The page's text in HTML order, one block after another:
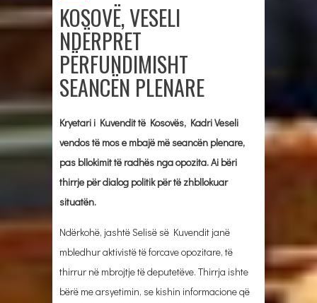
KOSOVË, VESELI
NDËRPRET
PËRFUNDIMISHT
SEANCËN PLENARE
Kryetari i Kuvendit të Kosovës, Kadri Veseli
vendos të mos e mbajë më seancën plenare,
pas bllokimit të radhës nga opozita. Ai bëri
thirrje për dialog politik për të zhbllokuar
situatën.
Ndërkohë, jashtë Selisë së Kuvendit janë
mbledhur aktivistë të forcave opozitare, të
thirrur në mbrojtje të deputetëve. Thirrja ishte
bërë me arsyetimin, se kishin informacione që